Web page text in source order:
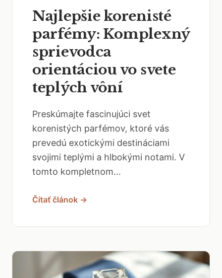
Najlepšie korenisté
parfémy: Komplexný
sprievodca
orientáciou vo svete
teplých vôní
Preskúmajte fascinujúci svet
korenistých parfémov, ktoré vás
prevedú exotickými destináciami
svojimi teplými a hlbokými notami. V
tomto kompletnom...
Čítať článok →